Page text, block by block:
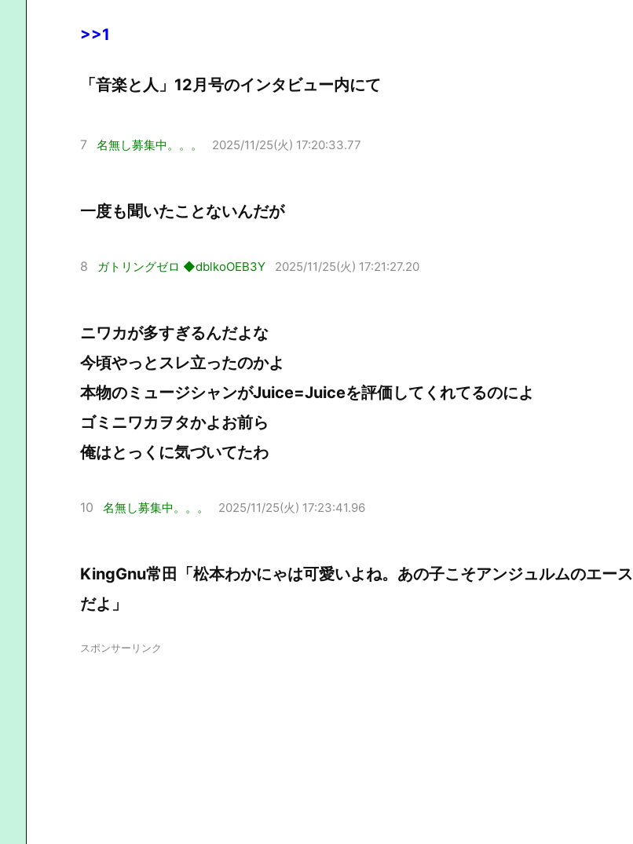
>>1
「音楽と人」12月号のインタビュー内にて
7 名無し募集中。。。 2025/11/25(火) 17:20:33.77
一度も聞いたことないんだが
8 ガトリングゼロ ◆dblkoOEB3Y 2025/11/25(火) 17:21:27.20
ニワカが多すぎるんだよな
今頃やっとスレ立ったのかよ
本物のミュージシャンがJuice=Juiceを評価してくれてるのによ
ゴミニワカヲタかよお前ら
俺はとっくに気づいてたわ
10 名無し募集中。。。 2025/11/25(火) 17:23:41.96
KingGnu常田「松本わかにゃは可愛いよね。あの子こそアンジュルムのエース
だよ」
スポンサーリンク